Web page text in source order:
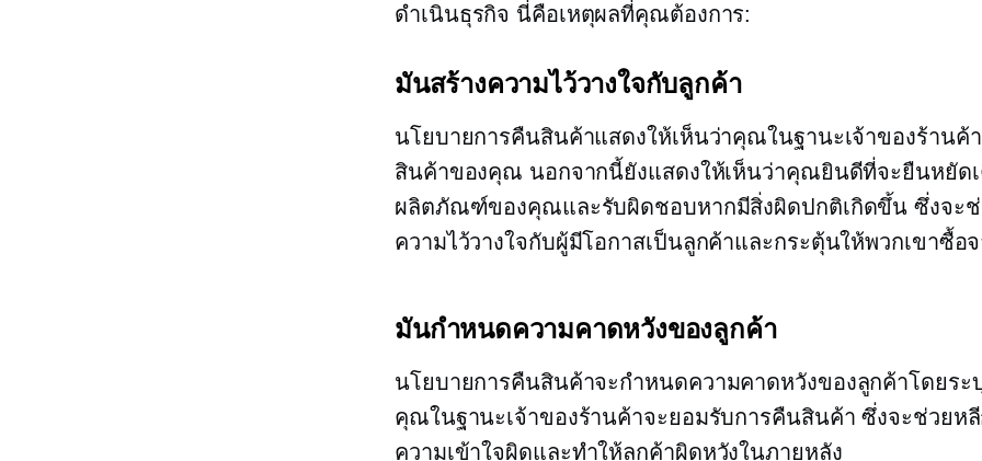
ดำเนินธุรกิจ นี่คือเหตุผลที่คุณต้องการ:
มันสร้างความไว้วางใจกับลูกค้า
นโยบายการคืนสินค้าแสดงให้เห็นว่าคุณในฐานะเจ้าของร้านค้
สินค้าของคุณ นอกจากนี้ยังแสดงให้เห็นว่าคุณยินดีที่จะยืนหยัดเ
ผลิตภัณฑ์ของคุณและรับผิดชอบหากมีสิ่งผิดปกติเกิดขึ้น ซึ่งจะช่
ความไว้วางใจกับผู้มีโอกาสเป็นลูกค้าและกระตุ้นให้พวกเขาซื้อ
มันกำหนดความคาดหวังของลูกค้า
นโยบายการคืนสินค้าจะกำหนดความคาดหวังของลูกค้าโดยระ
คุณในฐานะเจ้าของร้านค้าจะยอมรับการคืนสินค้า ซึ่งจะช่วยหลี
ความเข้าใจผิดและทำให้ลูกค้าผิดหวังในภายหลัง